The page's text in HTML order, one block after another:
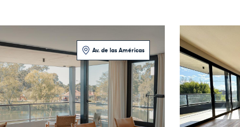
Av. de las Américas
3 Dormitorios